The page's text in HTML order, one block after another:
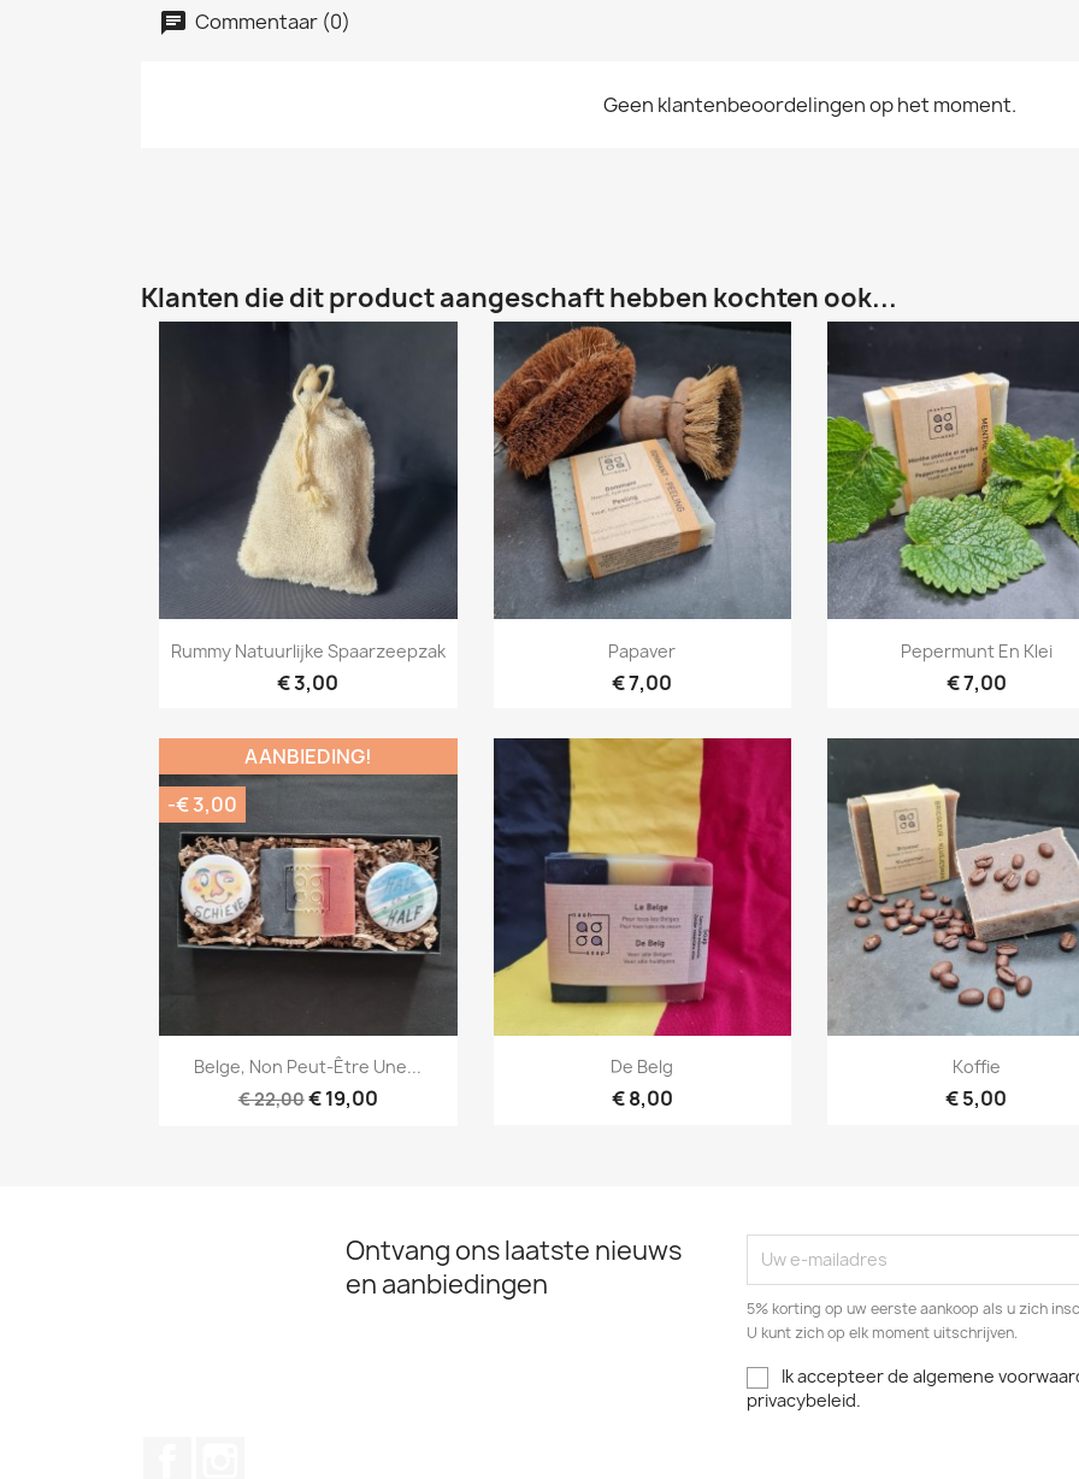
Commentaar (0)
Geen klantenbeoordelingen op het moment.
Klanten die dit product aangeschaft hebben kochten ook...
Snel bekijken
Rummy Natuurlijke Spaarzeepzak
€ 3,00
Snel bekijken
Papaver
€ 7,00
Snel bekijken
Pepermunt En Klei
€ 7,00
Snel bekijken
Belge, Non Peut-Être Une...
€ 22,00€ 19,00
AANBIEDING!
-€ 3,00
Snel bekijken
De Belg
€ 8,00
Snel bekijken
Koffie
€ 5,00
Ontvang ons laatste nieuws
en aanbiedingen
5% korting op uw eerste aankoop als u zich
U kunt zich op elk moment uitschrijven.
Ik accepteer de algemene
privacybeleid.